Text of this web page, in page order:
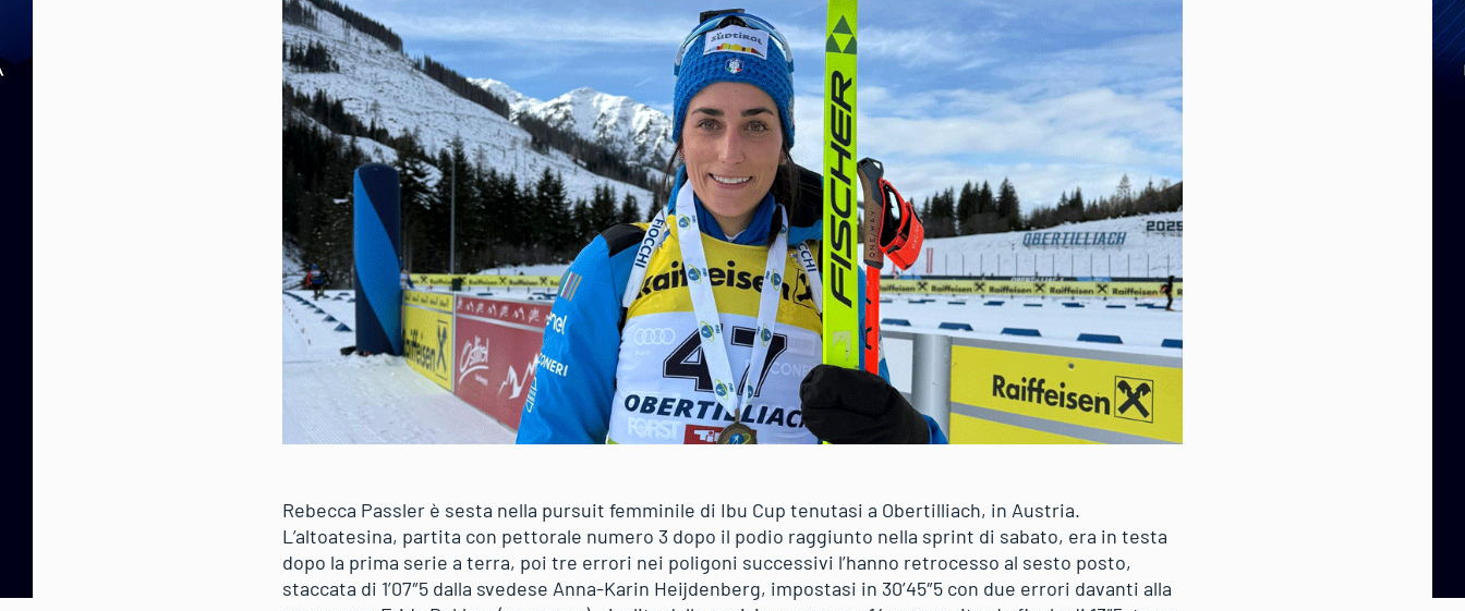
Rebecca Passler è sesta nella pursuit femminile di Ibu Cup tenutasi a Obertilliach, in Austria.
L’altoatesina, partita con pettorale numero 3 dopo il podio raggiunto nella sprint di sabato, era in testa
dopo la prima serie a terra, poi tre errori nei poligoni successivi l’hanno retrocesso al sesto posto,
staccata di 1’07″5 dalla svedese Anna-Karin Heijdenberg, impostasi in 30’45″5 con due errori davanti alla